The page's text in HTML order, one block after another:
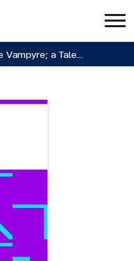
Vampyre; a Tale...